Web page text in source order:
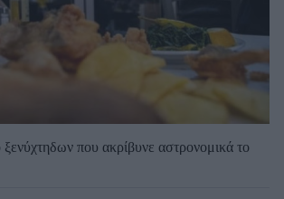
που ακρίβυνε αστρονομικά το